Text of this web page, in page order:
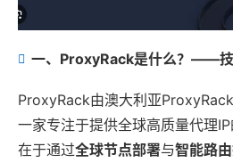
一、ProxyRack是什么？——技
ProxyRack由澳大利亚
一家专注于提供全球高质量代理
在于通过全球节点部署与智能路